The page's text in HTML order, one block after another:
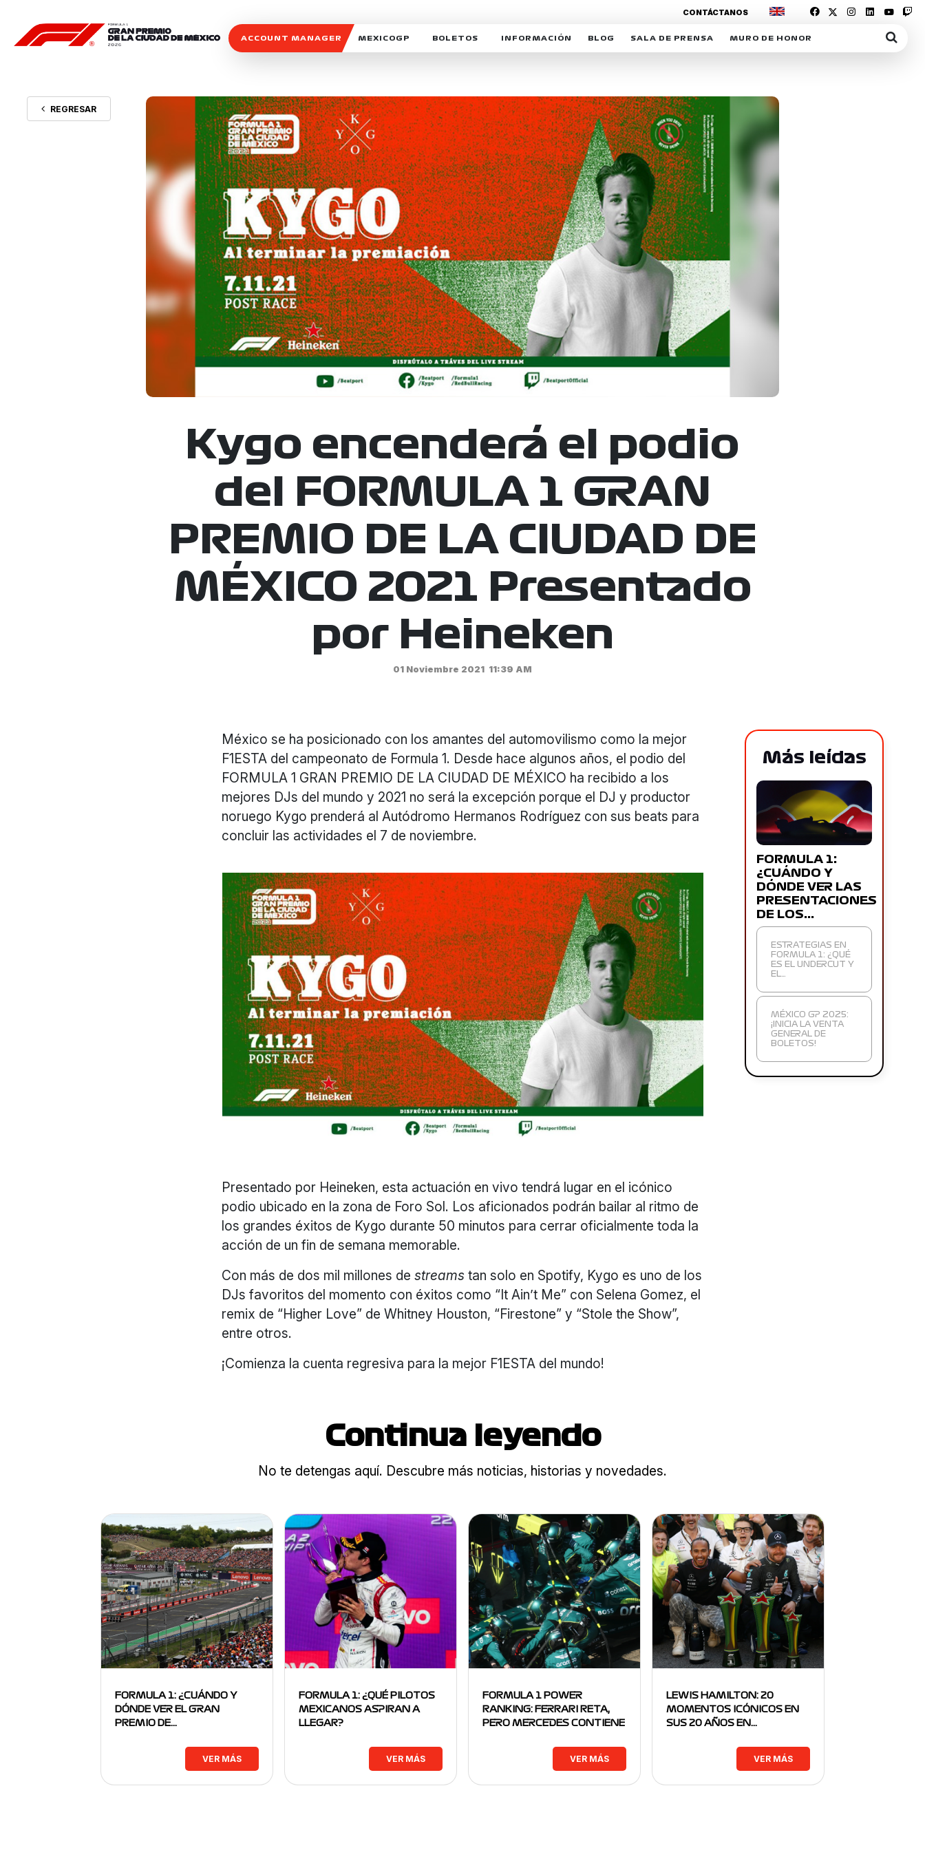
ACCOUNT MANAGER MEXICOGP
SOSTENIBILIDAD
CELEBRA CON NOSOTROS
BOLETOS INFORMACIÓN
DERECHO DE PRIMERA OPCIÓN
REFORESTEMOS JUNTOS
MOTORSPORT ACADEMY
VOLUNTARIOS
EXPOSICIÓN FOTOGRÁFICA
CAMPEONATO
PATROCINADORES
LEGALES TICKETMASTER
BLOG
MEXICOGP
INTERACTIVOS
SALA DE PRENSA
ACREDITACIONES
MURO DE HONOR
CONTÁCTANOS
REGRESAR
Kygo encenderá el podio
del FORMULA 1 GRAN
PREMIO DE LA CIUDAD DE
MÉXICO 2021 Presentado
por Heineken
01 Noviembre 2021 11:39 AM
México se ha posicionado con los amantes del automovilismo como la mejor
F1ESTA del campeonato de Formula 1. Desde hace algunos años, el podio del
FORMULA 1 GRAN PREMIO DE LA CIUDAD DE MÉXICO ha recibido a los
mejores DJs del mundo y 2021 no será la excepción porque el DJ y productor
noruego Kygo prenderá al Autódromo Hermanos Rodríguez con sus beats para
concluir las actividades el 7 de noviembre.
Presentado por Heineken, esta actuación en vivo tendrá lugar en el icónico
podio ubicado en la zona de Foro Sol. Los aficionados podrán bailar al ritmo de
los grandes éxitos de Kygo durante 50 minutos para cerrar oficialmente toda la
acción de un fin de semana memorable.
Con más de dos mil millones destreams tan solo en Spotify, Kygo es uno de los
DJs favoritos del momento con éxitos como “It Ain’t Me” con Selena Gomez, el
remix de “Higher Love” de Whitney Houston, “Firestone” y “Stole the Show”,
entre otros.
¡Comienza la cuenta regresiva para la mejor F1ESTA del mundo!
Más leídas
FORMULA 1:
¿CUÁNDO Y
DÓNDE VER LAS
PRESENTACIONES
DE LOS…
ESTRATEGIAS EN
FORMULA 1: ¿QUÉ
ES EL UNDERCUT Y
EL…
MÉXICO GP 2025:
¡INICIA LA VENTA
GENERAL DE
BOLETOS!
Continua leyendo
No te detengas aquí. Descubre más noticias, historias y novedades.
FORMULA 1: ¿CUÁNDO Y
DÓNDE VER EL GRAN
PREMIO DE…
VER MÁS
FORMULA 1: ¿QUÉ PILOTOS
MEXICANOS ASPIRAN A
LLEGAR?
VER MÁS
FORMULA 1 POWER
RANKING: FERRARI RETA,
PERO MERCEDES CONTIENE
VER MÁS
LEWIS HAMILTON: 20
MOMENTOS ICÓNICOS EN
SUS 20 AÑOS EN…
VER MÁS